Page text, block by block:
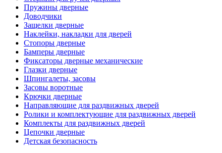
Пружины дверные
Доводчики
Защелки дверные
Наклейки, накладки для дверей
Стопоры дверные
Бамперы дверные
Фиксаторы дверные механические
Глазки дверные
Шпингалеты, засовы
Засовы воротные
Крючки дверные
Направляющие для раздвижных дверей
Ролики и комплектующие для раздвижных дверей
Комплекты для раздвижных дверей
Цепочки дверные
Детская безопасность